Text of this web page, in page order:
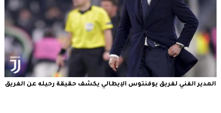
المدير الفني لفريق يوفنتوس الإيطالي يكشف حقيقة رحيله عن الفريق